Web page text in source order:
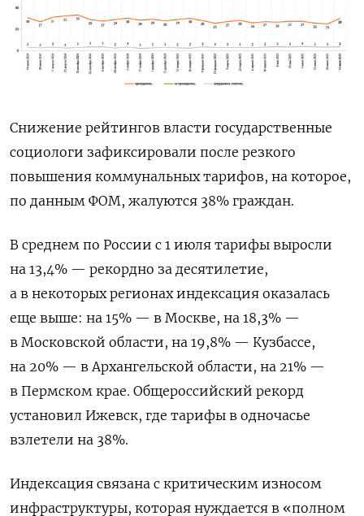
Снижение рейтингов власти государственные
социологи зафиксировали после резкого
повышения коммунальных тарифов, на которое,
по данным ФОМ, жалуются 38% граждан.
В среднем по России с 1 июля тарифы выросли
на 13,4% — рекордно за десятилетие,
а в некоторых регионах индексация оказалась
еще выше: на 15% — в Москве, на 18,3% —
в Московской области, на 19,8% — Кузбассе,
на 20% — в Архангельской области, на 21% —
в Пермском крае. Общероссийский рекорд
установил Ижевск, где тарифы в одночасье
взлетели на 38%.
Индексация связана с критическим износом
инфраструктуры, которая нуждается в «полном